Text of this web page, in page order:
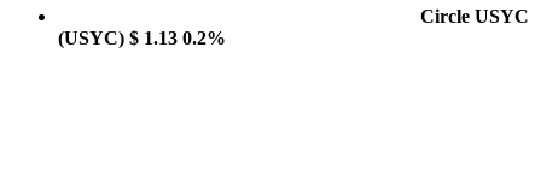
Circle USYC
(USYC) $ 1.13 0.2%